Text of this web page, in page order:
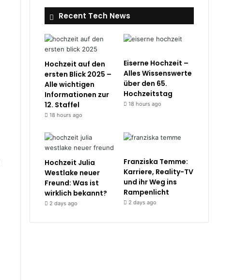
Recent Tech News
Hochzeit auf den
ersten Blick 2025 –
Alle wichtigen
Informationen zur
12. Staffel
18 hours ago
Eiserne Hochzeit –
Alles Wissenswerte
über den 65.
Hochzeitstag
18 hours ago
Hochzeit Julia
Westlake neuer
Freund: Was ist
wirklich bekannt?
2 days ago
Franziska Temme:
Karriere, Reality-TV
und ihr Weg ins
Rampenlicht
2 days ago